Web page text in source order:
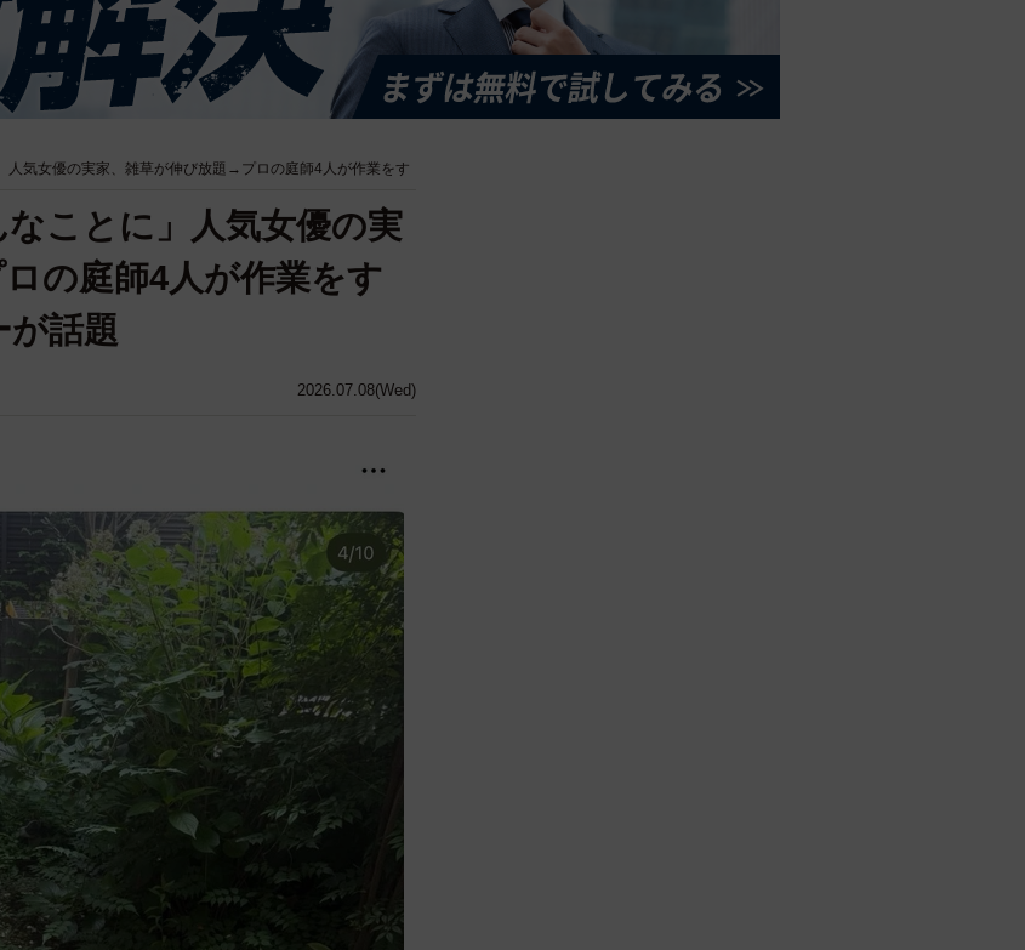
人気女優の実家、雑草が伸び放題→プロの庭師4人が作業をす
2026.07.08(Wed)
なことに」人気女優の実
の庭師4人が作業をす
話題